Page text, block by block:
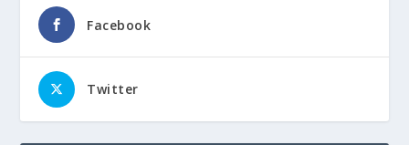
Facebook
Twitter